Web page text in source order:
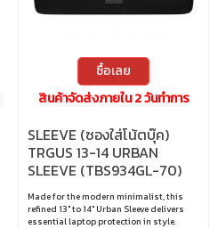
ซื้อเลย
สินค้าจัดส่งภายใน 2 วันทำการ
SLEEVE (ซองใส่โน้ตบุ๊ค)
TRGUS 13-14 URBAN
SLEEVE (TBS934GL-70)
BLACK
Made for the modern minimalist, this
refined 13" to 14" Urban Sleeve delivers
essential laptop protection in style.